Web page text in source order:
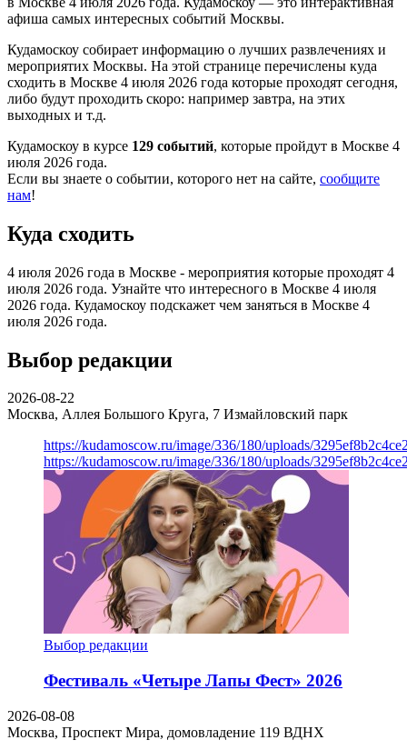
афиша самых интересных событий Москвы.
Кудамоскоу собирает информацию о лучших развлечениях и
мероприятих Москвы. На этой странице перечислены куда
сходить в Москве 4 июля 2026 года которые проходят сегодня,
либо будут проходить скоро: например завтра, на этих
выходных и т.д.
Кудамоскоу в курсе 129 событий, которые пройдут в Москве 4
июля 2026 года.
Если вы знаете о событии, которого нет на сайте, сообщите
нам!
Куда сходить
4 июля 2026 года в Москве - мероприятия которые проходят 4
июля 2026 года. Узнайте что интересного в Москве 4 июля
2026 года. Кудамоскоу подскажет чем заняться в Москве 4
июля 2026 года.
Выбор редакции
2026-08-22
Москва, Аллея Большого Круга, 7 Измайловский парк
https://kudamoscow.ru/image/336/180/uploads/
https://kudamoscow.ru/image/336/180/uploads/
Выбор редакции
Фестиваль «Четыре Лапы Фест» 2026
2026-08-08
Москва, Проспект Мира, домовладение 119 ВДНХ